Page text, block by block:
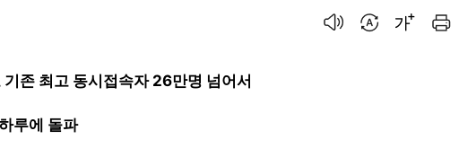
존 최고 동시접속자 26만명 넘어서
루에 돌파